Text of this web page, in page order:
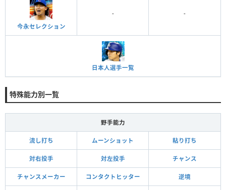
今永セレクション
- -
日本人選手一覧
特殊能力別一覧
野手能力
流し打ち ムーンショット 粘り打ち
対右投手 対左投手 チャンス
チャンスメーカー コンタクトヒッター 逆境